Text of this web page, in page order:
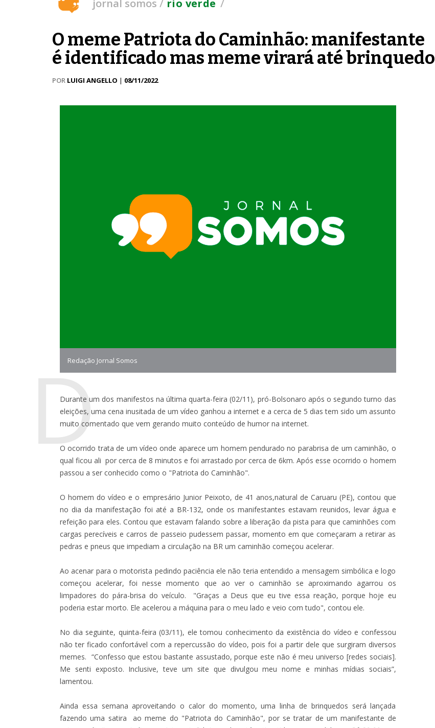
jornal somos rio verde
O meme Patriota do Caminhão: manifestante
é identificado mas meme virará até brinquedo
POR LUIGI ANGELLO | 08/11/2022
Redação Jornal Somos
D
Durante um dos manifestos na última quarta-feira (02/11), pró-Bolsonaro após o segundo turno das
eleições, uma cena inusitada de um vídeo ganhou a internet e a cerca de 5 dias tem sido um assunto
muito comentado que vem gerando muito conteúdo de humor na internet.
O ocorrido trata de um vídeo onde aparece um homem pendurado no parabrisa de um caminhão, o
qual ficou ali por cerca de 8 minutos e foi arrastado por cerca de 6km. Após esse ocorrido o homem
passou a ser conhecido como o "Patriota do Caminhão".
O homem do vídeo e o empresário Junior Peixoto, de 41 anos,natural de Caruaru (PE), contou que
no dia da manifestação foi até a BR-132, onde os manifestantes estavam reunidos, levar água e
refeição para eles. Contou que estavam falando sobre a liberação da pista para que caminhões com
cargas perecíveis e carros de passeio pudessem passar, momento em que começaram a retirar as
pedras e pneus que impediam a circulação na BR um caminhão começou acelerar.
Ao acenar para o motorista pedindo paciência ele não teria entendido a mensagem simbólica e logo
começou acelerar, foi nesse momento que ao ver o caminhão se aproximando agarrou os
limpadores do pára-brisa do veículo. "Graças a Deus que eu tive essa reação, porque hoje eu
poderia estar morto. Ele acelerou a máquina para o meu lado e veio com tudo", contou ele.
No dia seguinte, quinta-feira (03/11), ele tomou conhecimento da existência do vídeo e confessou
não ter ficado confortável com a repercussão do vídeo, pois foi a partir dele que surgiram diversos
memes. “Confesso que estou bastante assustado, porque este não é meu universo [redes sociais].
Me senti exposto. Inclusive, teve um site que divulgou meu nome e minhas mídias sociais”,
lamentou.
Ainda essa semana aproveitando o calor do momento, uma linha de brinquedos será lançada
fazendo uma satira ao meme do "Patriota do Caminhão", por se tratar de um manifestante de